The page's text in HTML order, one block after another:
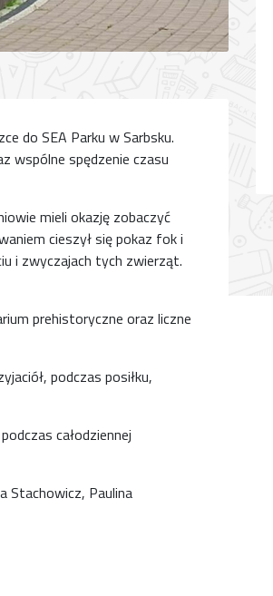
do SEA Parku w Sarbsku.
wspólne spędzenie czasu
mieli okazję zobaczyć
cieszył się pokaz fok i
i zwyczajach tych zwierząt.
prehistoryczne oraz liczne
podczas posiłku,
całodziennej
Stachowicz, Paulina